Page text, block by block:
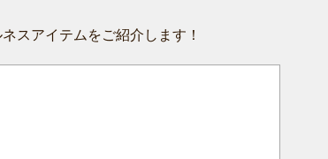
スアイテムをご紹介します！